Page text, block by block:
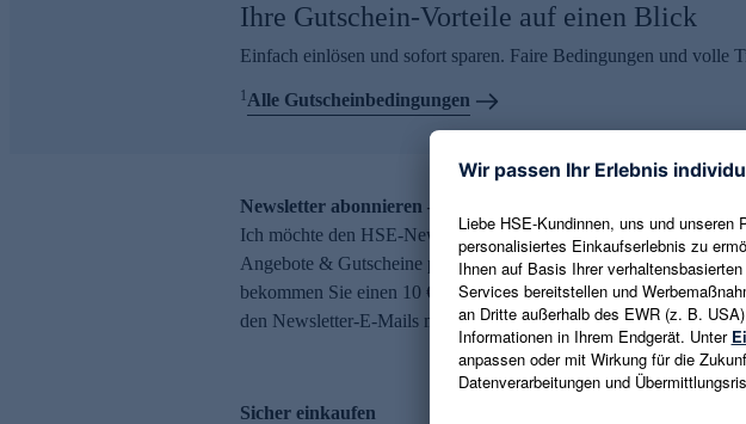
Ihre Gutschein-Vorteile auf einen Blick
Einfach einlösen und sofort sparen. Faire Bedingungen und volle
1Alle Gutscheinbedingungen
Newsletter abonnieren – 10 € Gutschein erhalten
Ich möchte den HSE-Newsletter abonnieren und aktuelle Trends,
Angebote & Gutscheine per E-Mail erhalten. Als Dankeschön
bekommen Sie einen 10 € Gutschein. Eine Abmeldung ist
den Newsletter-E-Mails möglich.
Sicher einkaufen